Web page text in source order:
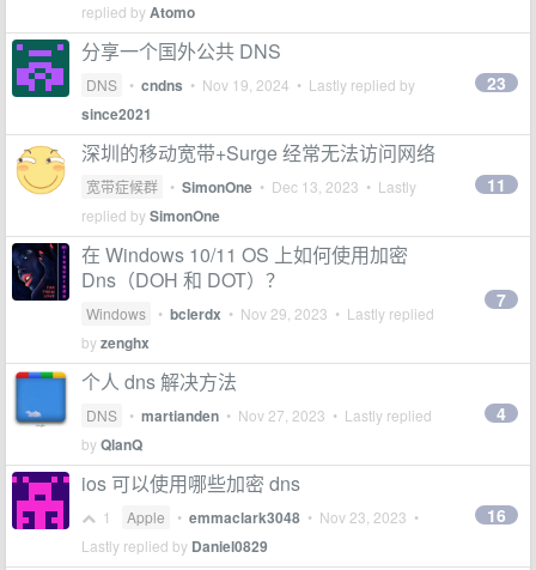
replied byAtomo
分享一个国外公共 DNS
DNS • cndns • Nov 19, 2024 • Lastly replied by
since2021
23
深圳的移动宽带+Surge 经常无法访问网络
宽带症候群 • SimonOne • Dec 13, 2023 • Lastly
replied bySimonOne
11
在 Windows 10/11 OS 上如何使用加密
Dns（DOH 和 DOT）？
Windows • bclerdx • Nov 29, 2023 • Lastly replied
byzenghx
7
个人 dns 解决方法
DNS • martianden • Nov 27, 2023 • Lastly replied
byQlanQ
4
ios 可以使用哪些加密 dns
1 Apple • emmaclark3048 • Nov 23, 2023 •
Lastly replied by Daniel0829
16